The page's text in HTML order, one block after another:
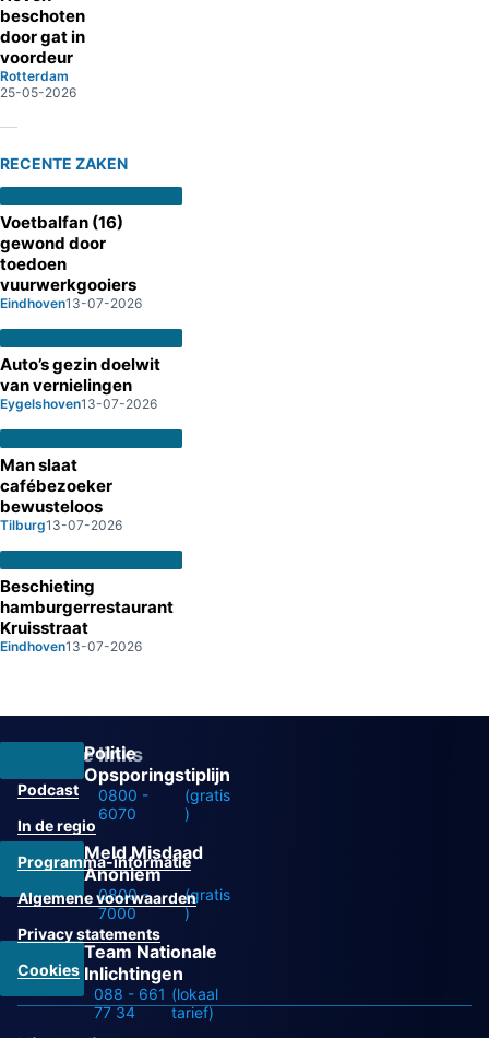
beschoten
door gat in
voordeur
Rotterdam
25-05-2026
RECENTE ZAKEN
Voetbalfan (16)
gewond door
toedoen
vuurwerkgooiers
Eindhoven13-07-2026
Auto’s gezin doelwit
van vernielingen
Eygelshoven13-07-2026
Man slaat
cafébezoeker
bewusteloos
Tilburg13-07-2026
Beschieting
hamburgerrestaurant
Kruisstraat
Eindhoven13-07-2026
Politie
Opsporingstiplijn
0800 -
6070
(gratis
)
Meld Misdaad
Anoniem
0800 -
7000
(gratis
)
Team Nationale
Inlichtingen
088 - 661
77 34
(lokaal
tarief)
Overige links
Podcast
In de regio
Programma-informatie
Algemene voorwaarden
Privacy statements
Cookies